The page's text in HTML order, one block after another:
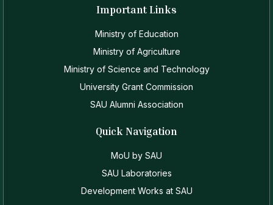
Important Links
Ministry of Education
Ministry of Agriculture
Ministry of Science and Technology
University Grant Commission
SAU Alumni Association
Quick Navigation
MoU by SAU
SAU Laboratories
Development Works at SAU